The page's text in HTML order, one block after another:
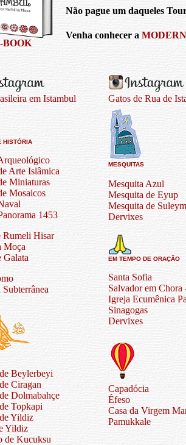
BOOK
Não pague um daqueles
Venha conhecer a
em Istambul Gatos de Rua de
HISTÓRIA
Arte Islâmica
Miniaturas
Mosaicos
1453
Rumeli Hisar
Moça
Galata
Beylerbeyi
Ciragan
Dolmabahçe
Topkapi
Yildiz
Yildiz
de Kucuksu
MESQUITAS
Mesquita Azul
Mesquita de Eyup
Mesquita de
Dervixes
EM TEMPO DE ORAÇÃO
Santa Sofia
Salvador em
Igreja Ecumênica
Sinagogas
Dervixes
Capadócia
Éfeso
Casa da Virgem
Pamukkale